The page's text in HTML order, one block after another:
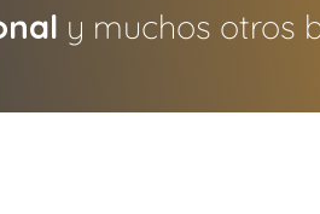
y muchos otros